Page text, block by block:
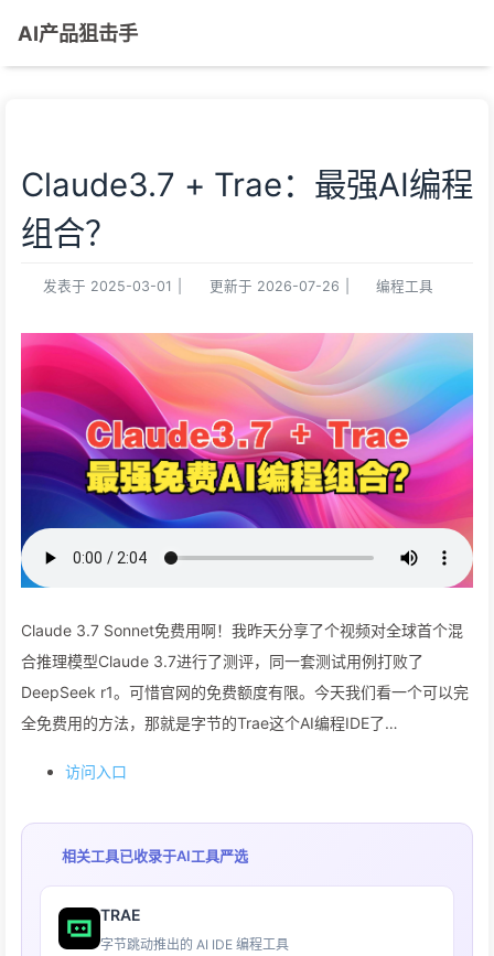
AI产品狙击手
Claude3.7 + Trae：最强AI编程
组合？
发表于 2025-03-01 更新于 2026-07-26 编程工具
Claude 3.7 Sonnet免费用啊！我昨天分享了个视频对全球首个混
合推理模型Claude 3.7进行了测评，同一套测试用例打败了
DeepSeek r1。可惜官网的免费额度有限。今天我们看一个可以完
全免费用的方法，那就是字节的Trae这个AI编程IDE了…
访问入口
相关工具已收录于AI工具严选
TRAE
字节跳动推出的 AI IDE 编程工具